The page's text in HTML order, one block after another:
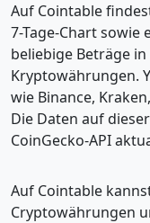
Auf Cointable
7-Tage-Chart
beliebige Beträge
Kryptowährungen.
wie Binance,
Die Daten auf
CoinGecko-API
Auf Cointable
Cryptowährungen